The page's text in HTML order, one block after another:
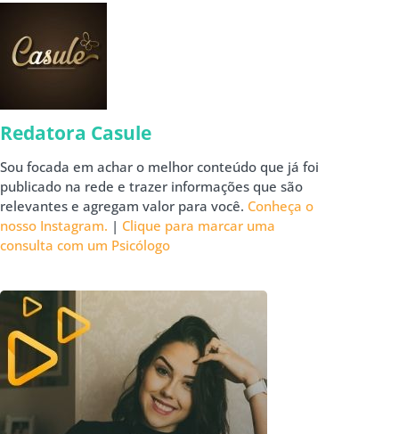
Redatora Casule
Sou focada em achar o melhor conteúdo que já foi
publicado na rede e trazer informações que são
relevantes e agregam valor para você. Conheça o
nosso Instagram. | Clique para marcar uma
consulta com um Psicólogo